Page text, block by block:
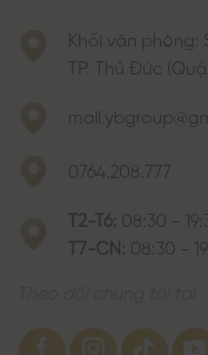
Khối văn phòng:
TP. Thủ Đức
0764.208.777
T2-T6: 08:30 -
T7-CN: 08:30 -